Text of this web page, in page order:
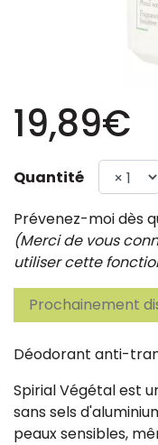
19,89€
Quantité
Prévenez-moi dès
(Merci de vous
utiliser cette
Prochainement
Déodorant anti-
Spirial Végétal est
sans sels
peaux sensibles,